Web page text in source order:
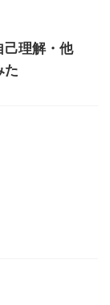
己理解・他
た